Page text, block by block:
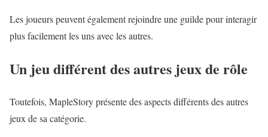
Les joueurs peuvent également rejoindre une guilde pour interagir
plus facilement les uns avec les autres.
Un jeu différent des autres jeux de rôle
Toutefois, MapleStory présente des aspects différents des autres
jeux de sa catégorie.